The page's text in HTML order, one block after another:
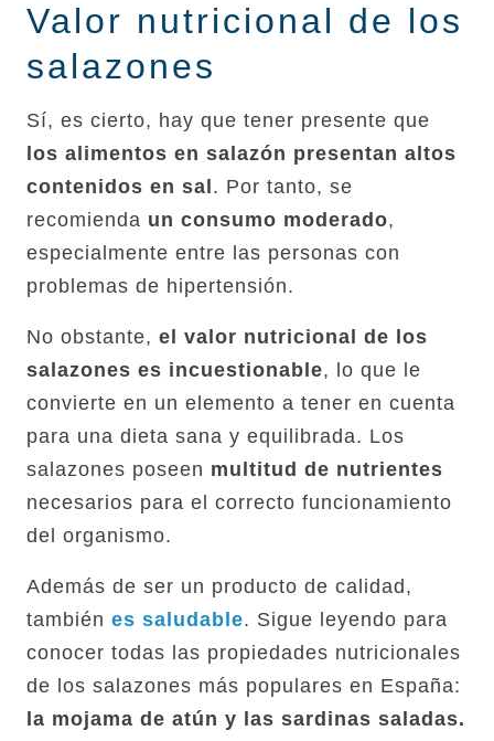
Valor nutricional de los
salazones
Sí, es cierto, hay que tener presente que
los alimentos en salazón presentan altos
contenidos en sal. Por tanto, se
recomienda un consumo moderado,
especialmente entre las personas con
problemas de hipertensión.
No obstante, el valor nutricional de los
salazones es incuestionable, lo que le
convierte en un elemento a tener en cuenta
para una dieta sana y equilibrada. Los
salazones poseen multitud de nutrientes
necesarios para el correcto funcionamiento
del organismo.
Además de ser un producto de calidad,
también es saludable. Sigue leyendo para
conocer todas las propiedades nutricionales
de los salazones más populares en España:
la mojama de atún y las sardinas saladas.